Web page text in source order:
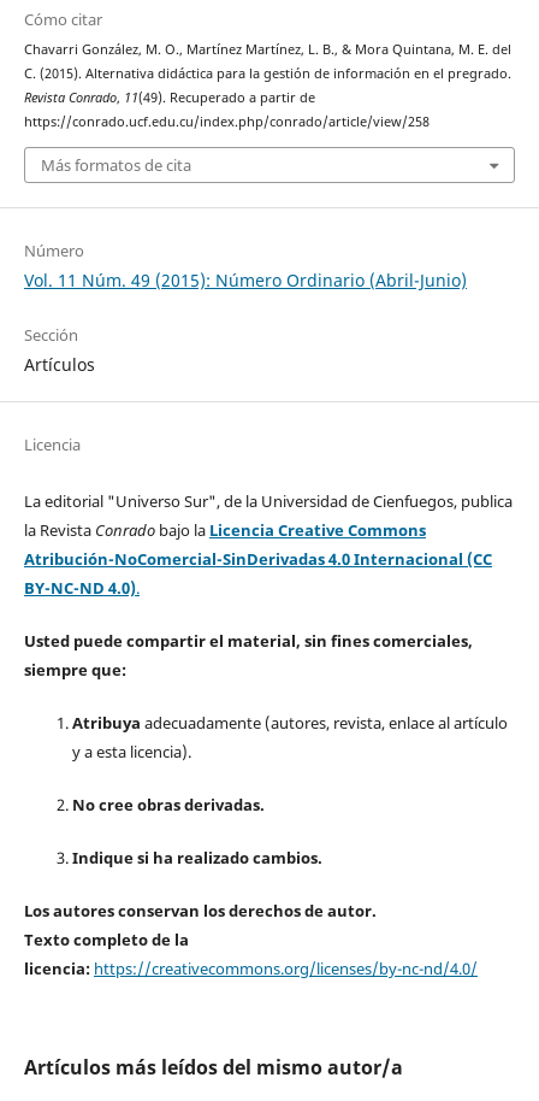
Cómo citar
Chavarri González, M. O., Martínez Martínez, L. B., & Mora Quintana, M. E. del
C. (2015). Alternativa didáctica para la gestión de información en el pregrado.
Revista Conrado, 11(49). Recuperado a partir de
https://conrado.ucf.edu.cu/index.php/conrado/article/view/258
Más formatos de cita
Número
Vol. 11 Núm. 49 (2015): Número Ordinario (Abril-Junio)
Sección
Artículos
Licencia
La editorial "Universo Sur", de la Universidad de Cienfuegos, publica
la Revista Conradobajo la Licencia Creative Commons
Atribución-NoComercial-SinDerivadas 4.0 Internacional (CC
BY-NC-ND 4.0).
Usted puede compartir el material, sin fines comerciales,
siempre que:
Atribuya adecuadamente (autores, revista, enlace al artículo
y a esta licencia).
No cree obras derivadas.
Indique si ha realizado cambios.
Los autores conservan los derechos de autor.
Texto completo de la
licencia: https://creativecommons.org/licenses/by-nc-nd/4.0/
Artículos más leídos del mismo autor/a